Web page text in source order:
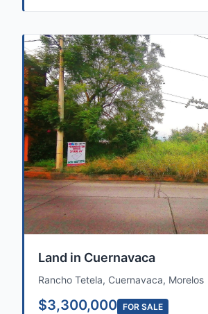
Land in Cuernavaca
Rancho Tetela, Cuernavaca, Morelos
$3,300,000 FOR SALE